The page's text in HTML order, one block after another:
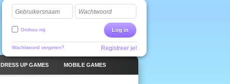
Gebruikersnaam Wachtwoord
Log in
Onthou mij
Wachtwoord vergeten? Registreer je!
DRESS UP GAMES MOBILE GAMES